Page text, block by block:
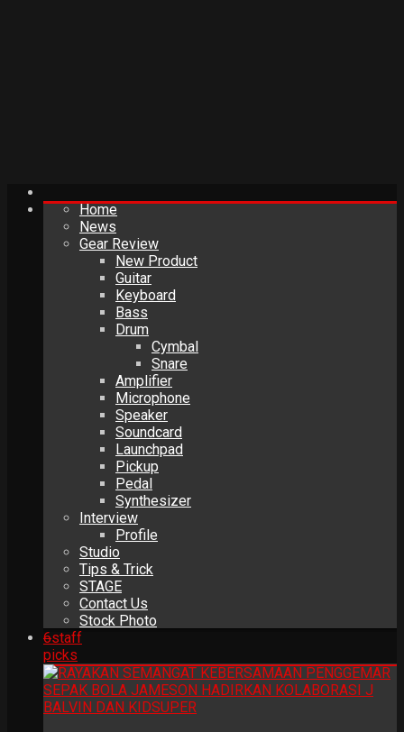
Home
News
Gear Review
New Product
Guitar
Keyboard
Bass
Drum
Cymbal
Snare
Amplifier
Microphone
Speaker
Soundcard
Launchpad
Pickup
Pedal
Synthesizer
Interview
Profile
Studio
Tips & Trick
STAGE
Contact Us
Stock Photo
6staff
picks